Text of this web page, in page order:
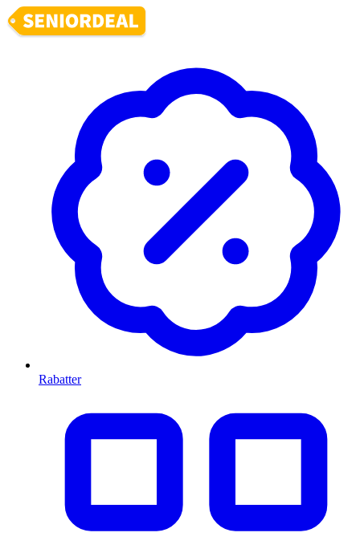
Rabatter